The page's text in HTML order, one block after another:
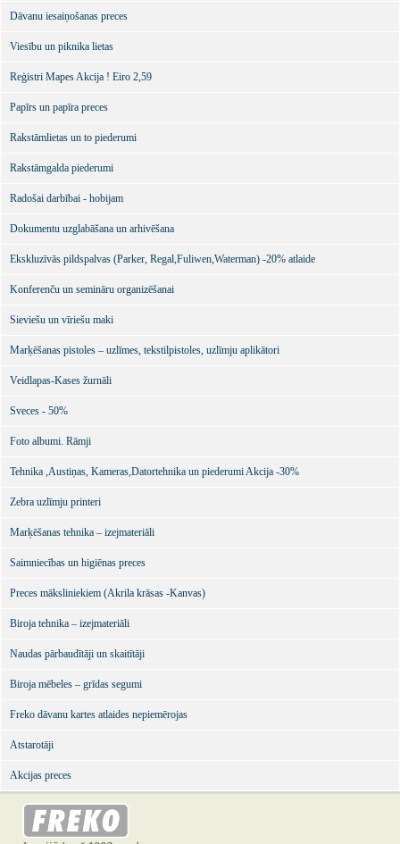
Dāvanu iesaiņošanas preces
Viesību un piknika lietas
Reģistri Mapes Akcija ! Eiro 2,59
Papīrs un papīra preces
Rakstāmlietas un to piederumi
Rakstāmgalda piederumi
Radošai darbībai - hobijam
Dokumentu uzglabāšana un arhivēšana
Ekskluzīvās pildspalvas (Parker, Regal,Fuliwen,Waterman) -20% atlaide
Konferenču un semināru organizēšanai
Sieviešu un vīriešu maki
Marķēšanas pistoles – uzlīmes, tekstilpistoles, uzlīmju aplikātori
Veidlapas-Kases žurnāli
Sveces - 50%
Foto albumi. Rāmji
Tehnika ,Austiņas, Kameras,Datortehnika un piederumi Akcija -30%
Zebra uzlīmju printeri
Marķēšanas tehnika – izejmateriāli
Saimniecības un higiēnas preces
Preces māksliniekiem (Akrila krāsas -Kanvas)
Biroja tehnika – izejmateriāli
Naudas pārbaudītāji un skaitītāji
Biroja mēbeles – grīdas segumi
Freko dāvanu kartes atlaides nepiemērojas
Atstarotāji
Akcijas preces